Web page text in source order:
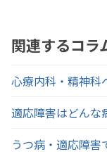
関連するコラ
心療内科・精神科
適応障害はどんな
うつ病・適応障